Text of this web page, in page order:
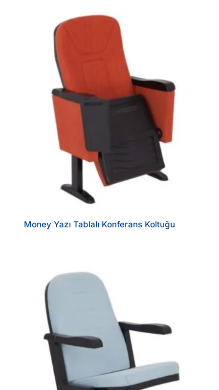
Money Yazı Tablalı Konferans Koltuğu